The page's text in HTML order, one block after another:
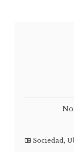
Sociedad,